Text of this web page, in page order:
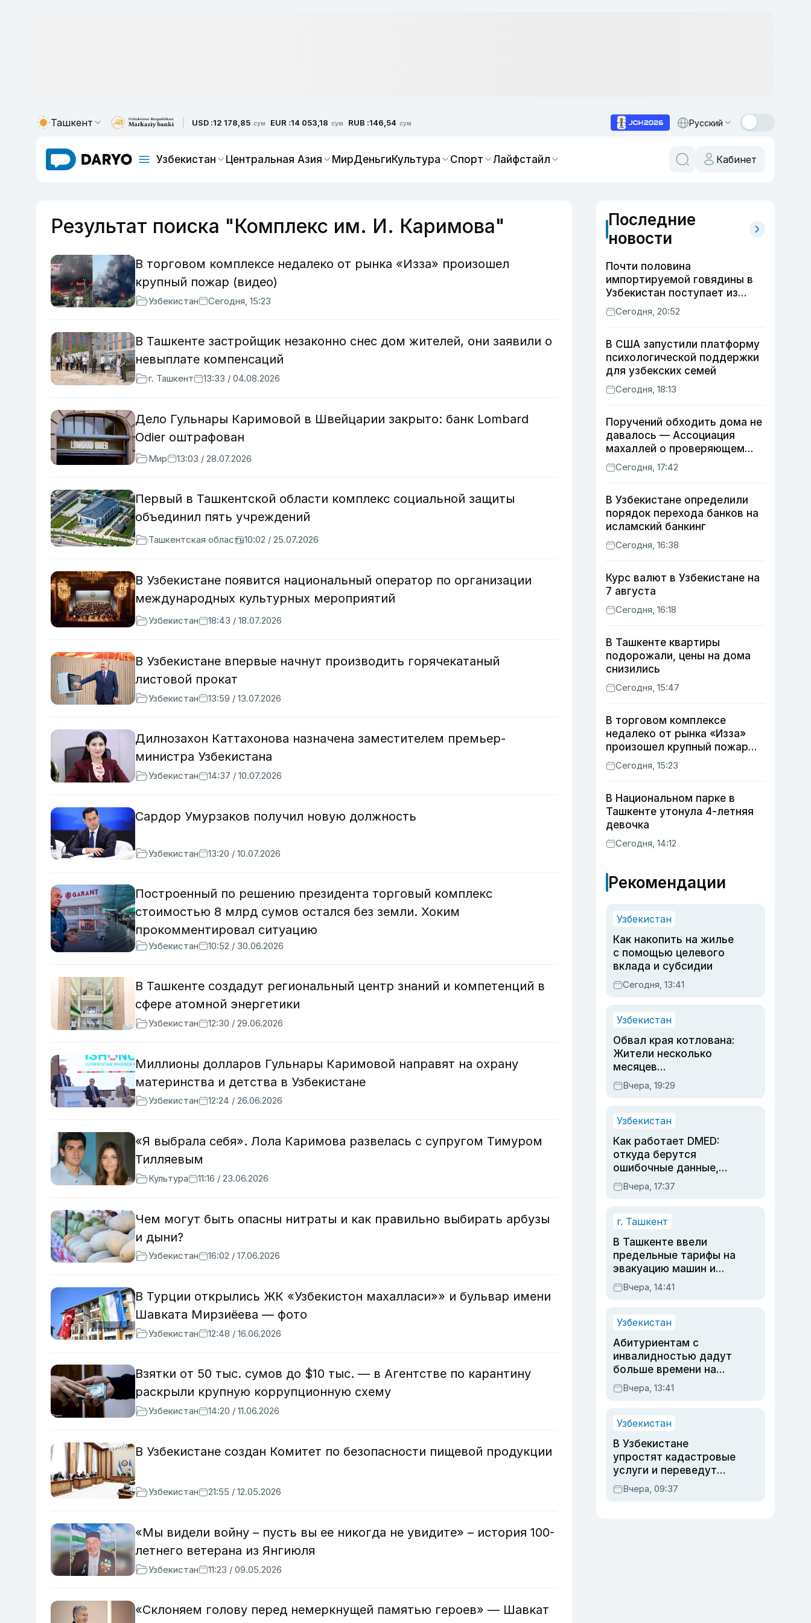
Ташкент USD :12 178,85 сум EUR :14 053,18 сум RUB :146,54 сум Русский
Узбекистан Центральная Азия МирДеньгиКультура Спорт Лайфстайл Кабинет
Результат поиска "Комплекс им. И. Каримова"
В торговом комплексе недалеко от рынка «Изза» произошел
крупный пожар (видео)
Узбекистан Сегодня, 15:23
В Ташкенте застройщик незаконно снес дом жителей, они заявили о
невыплате компенсаций
г. Ташкент 13:33 / 04.08.2026
Дело Гульнары Каримовой в Швейцарии закрыто: банк Lombard
Odier оштрафован
Мир 13:03 / 28.07.2026
Первый в Ташкентской области комплекс социальной защиты
объединил пять учреждений
Ташкентская область10:02 / 25.07.2026
В Узбекистане появится национальный оператор по организации
международных культурных мероприятий
Узбекистан 18:43 / 18.07.2026
В Узбекистане впервые начнут производить горячекатаный
листовой прокат
Узбекистан 13:59 / 13.07.2026
Дилнозахон Каттахонова назначена заместителем премьер-
министра Узбекистана
Узбекистан 14:37 / 10.07.2026
Сардор Умурзаков получил новую должность
Узбекистан 13:20 / 10.07.2026
Построенный по решению президента торговый комплекс
стоимостью 8 млрд сумов остался без земли. Хоким
прокомментировал ситуацию
Узбекистан 10:52 / 30.06.2026
В Ташкенте создадут региональный центр знаний и компетенций в
сфере атомной энергетики
Узбекистан 12:30 / 29.06.2026
Миллионы долларов Гульнары Каримовой направят на охрану
материнства и детства в Узбекистане
Узбекистан 12:24 / 26.06.2026
«Я выбрала себя». Лола Каримова развелась с супругом Тимуром
Тилляевым
Культура 11:16 / 23.06.2026
Чем могут быть опасны нитраты и как правильно выбирать арбузы
и дыни?
Узбекистан 16:02 / 17.06.2026
В Турции открылись ЖК «Узбекистон махалласи»» и бульвар имени
Шавката Мирзиёева — фото
Узбекистан 12:48 / 16.06.2026
Взятки от 50 тыс. сумов до $10 тыс. — в Агентстве по карантину
раскрыли крупную коррупционную схему
Узбекистан 14:20 / 11.06.2026
В Узбекистане создан Комитет по безопасности пищевой продукции
Узбекистан 21:55 / 12.05.2026
«Мы видели войну – пусть вы ее никогда не увидите» – история 100-
летнего ветерана из Янгиюля
Узбекистан 11:23 / 09.05.2026
«Склоняем голову перед немеркнущей памятью героев» — Шавкат
Последние
новости
Почти половина
импортируемой говядины в
Узбекистан поступает из
Индии
Сегодня, 20:52
В США запустили платформу
психологической поддержки
для узбекских семей
Сегодня, 18:13
Поручений обходить дома не
давалось — Ассоциация
махаллей о проверяющем
хокиме
Сегодня, 17:42
В Узбекистане определили
порядок перехода банков на
исламский банкинг
Сегодня, 16:38
Курс валют в Узбекистане на
7 августа
Сегодня, 16:18
В Ташкенте квартиры
подорожали, цены на дома
снизились
Сегодня, 15:47
В торговом комплексе
недалеко от рынка «Изза»
произошел крупный пожар
(видео)
Сегодня, 15:23
В Национальном парке в
Ташкенте утонула 4-летняя
девочка
Сегодня, 14:12
Рекомендации
Узбекистан
Как накопить на жилье
с помощью целевого
вклада и субсидии
Сегодня, 13:41
Узбекистан
Обвал края котлована:
Жители несколько
месяцев
предупреждали об
опасности, но стройка
Вчера, 19:29
Узбекистан
Как работает DMED:
откуда берутся
ошибочные данные,
дубли аккаунтов и
очереди по онлайн-
Вчера, 17:37
г. Ташкент
В Ташкенте ввели
предельные тарифы на
эвакуацию машин и
штрафстоянки
Вчера, 14:41
Узбекистан
Абитуриентам с
инвалидностью дадут
больше времени на
вступительных
экзаменах
Вчера, 13:41
Узбекистан
В Узбекистане
упростят кадастровые
услуги и переведут
регистрацию
недвижимости в
Вчера, 09:37